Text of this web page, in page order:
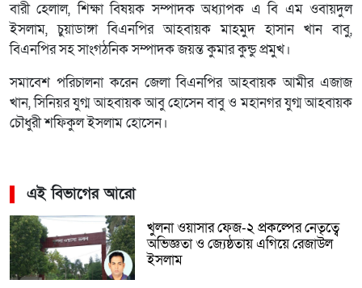
বারী হেলাল, শিক্ষা বিষয়ক সম্পাদক অধ্যাপক এ বি এম ওবায়দুল
ইসলাম, চুয়াডাঙ্গা বিএনপির আহবায়ক মাহমুদ হাসান খান বাবু,
বিএনপির সহ সাংগঠনিক সম্পাদক জয়ন্ত কুমার কুন্ডু প্রমুখ।
সমাবেশ পরিচালনা করেন জেলা বিএনপির আহবায়ক আমীর এজাজ
খান, সিনিয়র যুগ্ম আহবায়ক আবু হোসেন বাবু ও মহানগর যুগ্ম আহবায়ক
চৌধুরী শফিকুল ইসলাম হোসেন।
এই বিভাগের আরো
খুলনা ওয়াসার ফেজ-২ প্রকল্পের নেতৃত্বে
অভিজ্ঞতা ও জ্যেষ্ঠতায় এগিয়ে রেজাউল
ইসলাম